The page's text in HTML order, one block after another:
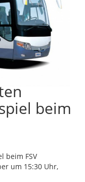
beim
beim FSV
um 15:30 Uhr,